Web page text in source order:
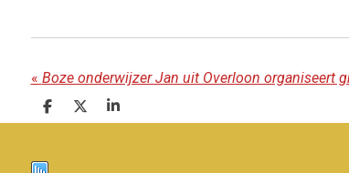
« Boze onderwijzer Jan uit Overloon organiseert
D
e
D
e
S
h